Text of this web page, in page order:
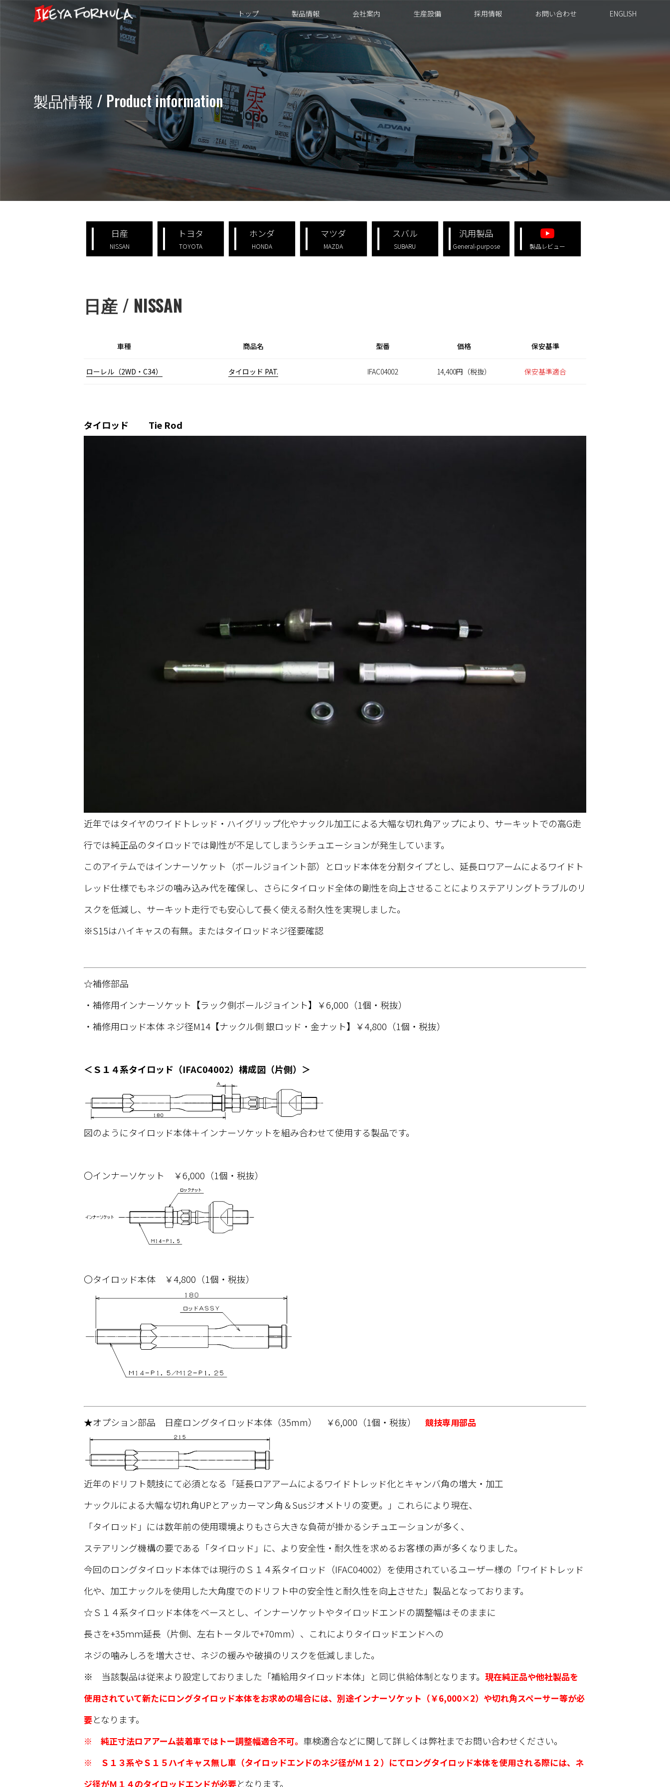
トップ 製品情報 会社案内 生産設備 採用情報 お問い合わせ ENGLISH
製品情報 / Product information
日産
NISSAN
トヨタ
TOYOTA
ホンダ
HONDA
マツダ
MAZDA
スバル
SUBARU
汎用製品
General-purpose 製品レビュー
日産 / NISSAN
車種 商品名 型番 価格 保安基準
ローレル（2WD・C34） タイロッド PAT. IFAC04002 14,400円（税抜） 保安基準適合
タイロッド Tie Rod
近年ではタイヤのワイドトレッド・ハイグリップ化やナックル加工による大幅な切れ角アップにより、サーキットでの高G走
行では純正品のタイロッドでは剛性が不足してしまうシチュエーションが発生しています。
このアイテムではインナーソケット（ボールジョイント部）とロッド本体を分割タイプとし、延長ロワアームによるワイドト
レッド仕様でもネジの噛み込み代を確保し、さらにタイロッド全体の剛性を向上させることによりステアリングトラブルのリ
スクを低減し、サーキット走行でも安心して長く使える耐久性を実現しました。
※S15はハイキャスの有無。またはタイロッドネジ径要確認
☆補修部品
・補修用インナーソケット【ラック側ボールジョイント】￥6,000（1個・税抜）
・補修用ロッド本体 ネジ径M14【ナックル側 銀ロッド・金ナット】￥4,800（1個・税抜）
＜Ｓ１４系タイロッド（IFAC04002）構成図（片側）＞
図のようにタイロッド本体＋インナーソケットを組み合わせて使用する製品です。
〇インナーソケット ￥6,000（1個・税抜）
〇タイロッド本体 ￥4,800（1個・税抜）
★オプション部品 日産ロングタイロッド本体（35mm） ￥6,000（1個・税抜） 競技専用部品
近年のドリフト競技にて必須となる「延長ロアアームによるワイドトレッド化とキャンバ角の増大・加工
ナックルによる大幅な切れ角UPとアッカーマン角＆Susジオメトリの変更。」これらにより現在、
「タイロッド」には数年前の使用環境よりもさら大きな負荷が掛かるシチュエーションが多く、
ステアリング機構の要である「タイロッド」に、より安全性・耐久性を求めるお客様の声が多くなりました。
今回のロングタイロッド本体では現行のＳ１４系タイロッド（IFAC04002）を使用されているユーザー様の「ワイドトレッド
化や、加工ナックルを使用した大角度でのドリフト中の安全性と耐久性を向上させた」製品となっております。
☆Ｓ１４系タイロッド本体をベースとし、インナーソケットやタイロッドエンドの調整幅はそのままに
長さを+35ｍｍ延長（片側、左右トータルで+70mm）、これによりタイロッドエンドへの
ネジの噛みしろを増大させ、ネジの緩みや破損のリスクを低減しました。
※ 当該製品は従来より設定しておりました「補給用タイロッド本体」と同じ供給体制となります。 現在純正品や他社製品を
使用されていて新たにロングタイロッド本体をお求めの場合には、別途インナーソケット（￥6,000×2）や切れ角スペーサー等が必
要となります。
※ 純正寸法ロアアーム装着車ではトー調整幅適合不可。 車検適合などに関して詳しくは弊社までお問い合わせください。
※ Ｓ１３系やＳ１５ハイキャス無し車（タイロッドエンドのネジ径がＭ１２）にてロングタイロッド本体を使用される際には、ネ
ジ径がＭ１４のタイロッドエンドが必要となります。